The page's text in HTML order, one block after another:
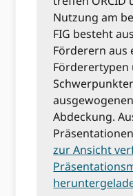
Nutzung am
FIG besteht
Förderern aus
Förderertypen
Abdeckung.
zur Ansicht